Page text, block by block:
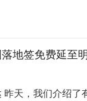
地签免费延至
昨天，我们介绍了